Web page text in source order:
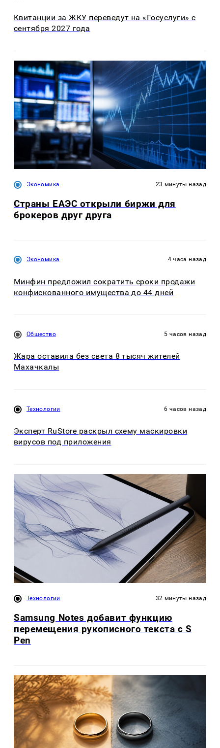
Квитанции за ЖКУ переведут на «Госуслуги» с
сентября 2027 года
Экономика 23 минуты назад
Страны ЕАЭС открыли биржи для
брокеров друг друга
Экономика 4 часа назад
Минфин предложил сократить сроки продажи
конфискованного имущества до 44 дней
Общество 5 часов назад
Жара оставила без света 8 тысяч жителей
Махачкалы
Технологии 6 часов назад
Эксперт RuStore раскрыл схему маскировки
вирусов под приложения
Технологии 32 минуты назад
Samsung Notes добавит функцию
перемещения рукописного текста с S
Pen